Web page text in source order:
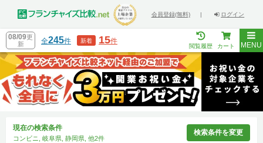
会員登録(無料) | ログイン
08/09更
新
全245件 新着 15件
閲覧履歴 カート MENU
現在の検索条件
コンビニ, 岐阜県, 静岡県, 他2件
検索条件を変更